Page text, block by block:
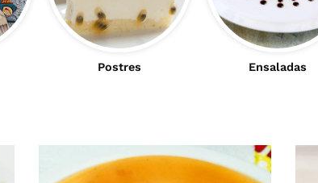
Postres Ensaladas